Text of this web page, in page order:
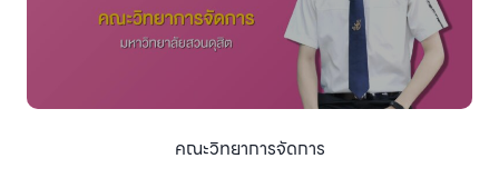
คณะวิทยาการจัดการ